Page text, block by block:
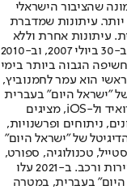
שהציבור הישראלי
יותר. עיתונות שמדברת
עיתונות אחרת וללא
תשלום. המהדורה המודפסת הראשונה פורסמה ב-30 ביולי 2007, וב-2010
הגבוה ביותר בימי
הוא עמר לחמנוביץ,
"ישראל היום" בעברית
ובאנגלית, כמו כן היישומונים (אפליקציות) לאנדרואיד ול-iOS, מציגים
ניתוחים ופרשנויות,
של "ישראל היום"
טכנולוגיה, ספורט,
כלכלה וצרכנות, בריאות, חיילים, אוכל, יהדות, תיירות ורכב. ב-2021 עלו
היום" בעברית, במטרה